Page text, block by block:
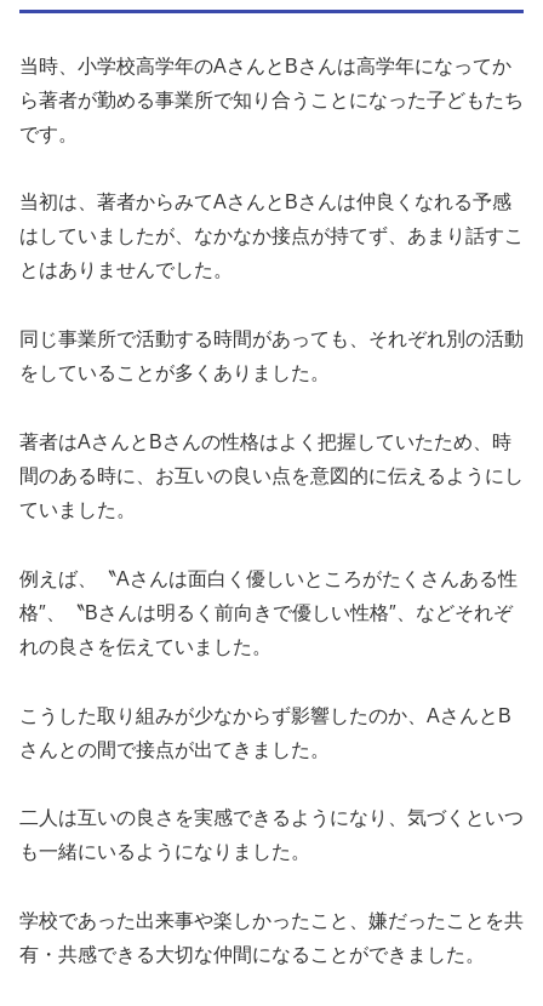
当時、小学校高学年のAさんとBさんは高学年になってか
ら著者が勤める事業所で知り合うことになった子どもたち
です。
当初は、著者からみてAさんとBさんは仲良くなれる予感
はしていましたが、なかなか接点が持てず、あまり話すこ
とはありませんでした。
同じ事業所で活動する時間があっても、それぞれ別の活動
をしていることが多くありました。
著者はAさんとBさんの性格はよく把握していたため、時
間のある時に、お互いの良い点を意図的に伝えるようにし
ていました。
例えば、〝Aさんは面白く優しいところがたくさんある性
格″、〝Bさんは明るく前向きで優しい性格″、などそれぞ
れの良さを伝えていました。
こうした取り組みが少なからず影響したのか、AさんとB
さんとの間で接点が出てきました。
二人は互いの良さを実感できるようになり、気づくといつ
も一緒にいるようになりました。
学校であった出来事や楽しかったこと、嫌だったことを共
有・共感できる大切な仲間になることができました。